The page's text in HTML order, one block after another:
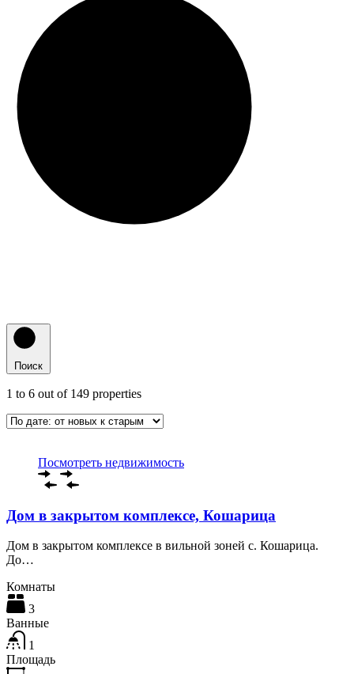
Поиск
1 to 6 out of 149 properties
Посмотреть недвижимость
Дом в закрытом комплексе, Кошарица
Дом в закрытом комплексе в вильной зоней с. Кошарица.
До…
Комнаты
3
Ванные
1
Площадь